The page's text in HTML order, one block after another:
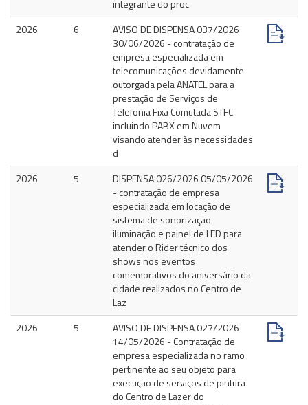
integrante do proc
2026
6
AVISO DE DISPENSA 037/2026
30/06/2026 - contratação de
empresa especializada em
telecomunicações devidamente
outorgada pela ANATEL para a
prestação de Serviços de
Telefonia Fixa Comutada STFC
incluindo PABX em Nuvem
visando atender às necessidades
d
2026
5
DISPENSA 026/2026 05/05/2026
- contratação de empresa
especializada em locação de
sistema de sonorização
iluminação e painel de LED para
atender o Rider técnico dos
shows nos eventos
comemorativos do aniversário da
cidade realizados no Centro de
Laz
2026
5
AVISO DE DISPENSA 027/2026
14/05/2026 - Contratação de
empresa especializada no ramo
pertinente ao seu objeto para
execução de serviços de pintura
do Centro de Lazer do